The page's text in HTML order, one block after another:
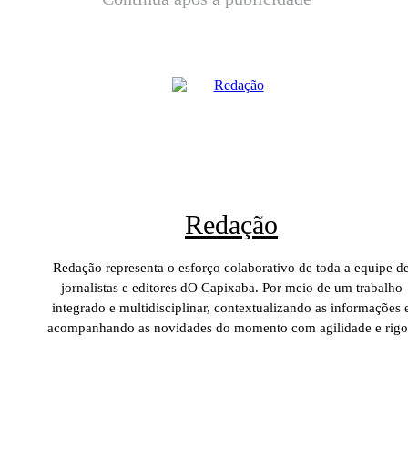
Redação
Redação representa o esforço colaborativo de toda a equipe
jornalistas e editores dO Capixaba. Por meio de um trabalho
integrado e multidisciplinar, contextualizando as informações
acompanhando as novidades do momento com agilidade e